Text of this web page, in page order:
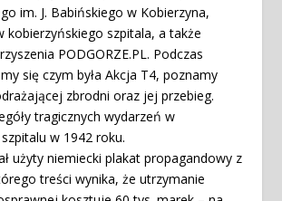
im. J. Babińskiego w Kobierzyna,
kobierzyńskiego szpitala, a także
PODGORZE.PL. Podczas
się czym była Akcja T4, poznamy
zbrodni oraz jej przebieg.
tragicznych wydarzeń w
w 1942 roku.
użyty niemiecki plakat propagandowy z
treści wynika, że utrzymanie